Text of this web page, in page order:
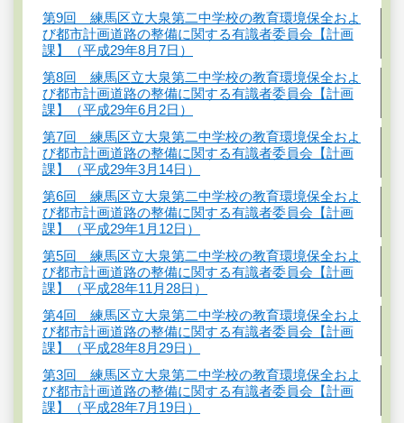
第9回 練馬区立大泉第二中学校の教育環境保全およ
び都市計画道路の整備に関する有識者委員会【計画
課】（平成29年8月7日）
第8回 練馬区立大泉第二中学校の教育環境保全およ
び都市計画道路の整備に関する有識者委員会【計画
課】（平成29年6月2日）
第7回 練馬区立大泉第二中学校の教育環境保全およ
び都市計画道路の整備に関する有識者委員会【計画
課】（平成29年3月14日）
第6回 練馬区立大泉第二中学校の教育環境保全およ
び都市計画道路の整備に関する有識者委員会【計画
課】（平成29年1月12日）
第5回 練馬区立大泉第二中学校の教育環境保全およ
び都市計画道路の整備に関する有識者委員会【計画
課】（平成28年11月28日）
第4回 練馬区立大泉第二中学校の教育環境保全およ
び都市計画道路の整備に関する有識者委員会【計画
課】（平成28年8月29日）
第3回 練馬区立大泉第二中学校の教育環境保全およ
び都市計画道路の整備に関する有識者委員会【計画
課】（平成28年7月19日）